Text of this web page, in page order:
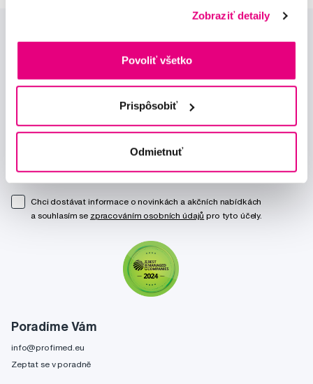
Zobraziť detaily
Povoliť všetko
Prispôsobiť
Odmietnuť
Poradíme Vám
info@profimed.eu
Zeptat se v poradně
Chci dostávat informace o novinkách a akčních nabídkách
a souhlasím se zpracováním osobních údajů pro tyto účely.